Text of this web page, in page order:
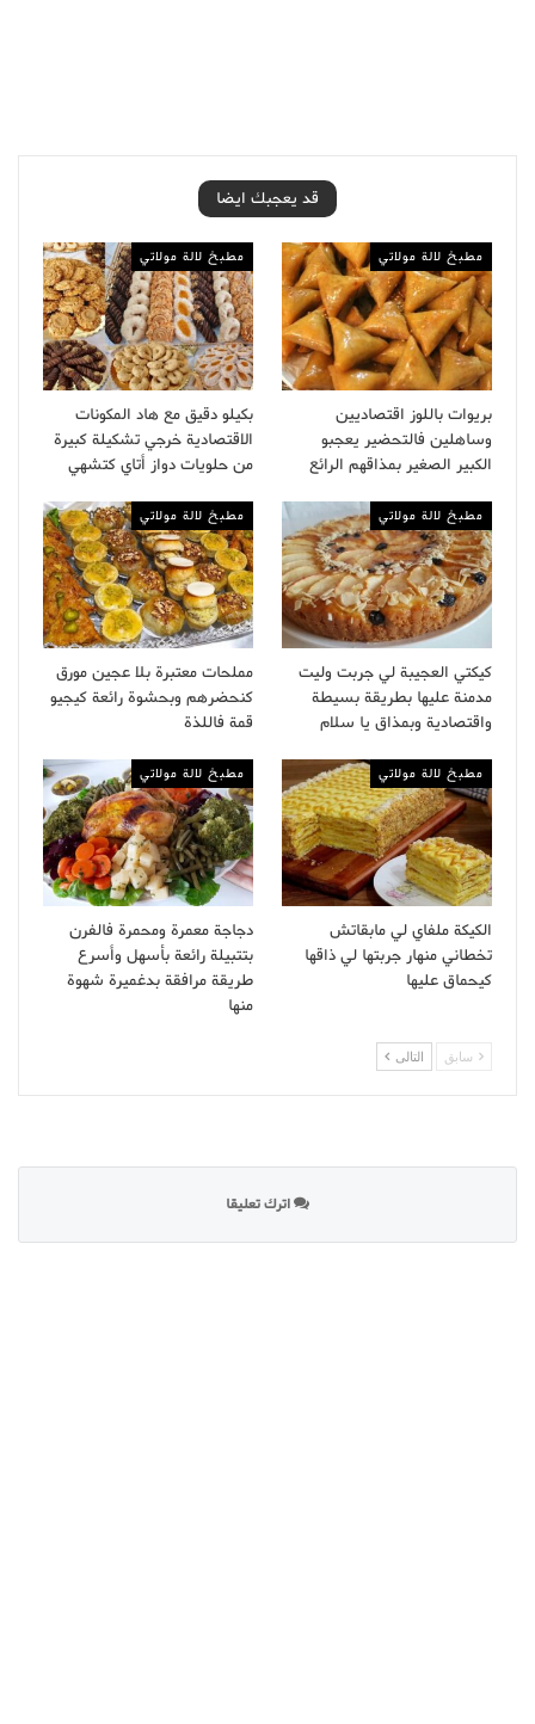
قد يعجبك ايضا
مطبخ لالة مولاتي
بريوات باللوز اقتصاديين
وساهلين فالتحضير يعجبو
الكبير الصغير بمذاقهم الرائع
مطبخ لالة مولاتي
بكيلو دقيق مع هاد المكونات
الاقتصادية خرجي تشكيلة كبيرة
من حلويات دواز أتاي كتشهي
مطبخ لالة مولاتي
كيكتي العجيبة لي جربت وليت
مدمنة عليها بطريقة بسيطة
واقتصادية وبمذاق يا سلام
مطبخ لالة مولاتي
مملحات معتبرة بلا عجين مورق
كنحضرهم وبحشوة رائعة كيجيو
قمة فاللذة
مطبخ لالة مولاتي
الكيكة ملفاي لي مابقاتش
تخطاني منهار جربتها لي ذاقها
كيحماق عليها
مطبخ لالة مولاتي
دجاجة معمرة ومحمرة فالفرن
بتتبيلة رائعة بأسهل وأسرع
طريقة مرافقة بدغميرة شهوة
منها
سابق التالى
اترك تعليقا